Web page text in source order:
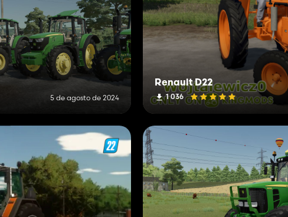
5 de agosto de 2024
Renault D22
1 036